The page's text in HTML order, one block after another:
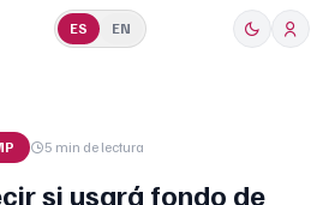
ES EN
5 min de lectura
si usará fondo de